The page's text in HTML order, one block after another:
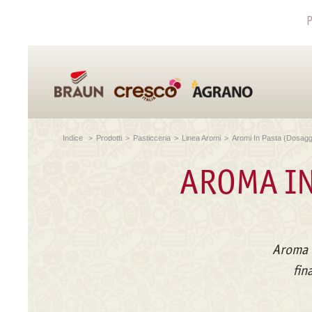
Indice > Prodotti > Pasticceria > Linea Aromi > Aromi In Pasta
AROMA